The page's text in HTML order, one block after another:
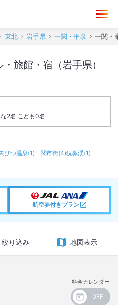
東北 岩手県 一関・平泉 一関・
旅館・宿（岩手県）
2名,こども0名
びつ温泉(1)一関市街(4)猊鼻渓(1)
航空券付きプラン
絞り込み 地図表示
料金カレンダー